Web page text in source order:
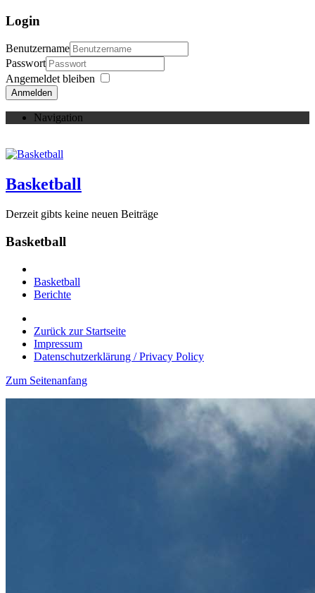
Login
Benutzername
Passwort
Angemeldet bleiben
Anmelden
Navigation
Basketball
Derzeit gibts keine neuen Beiträge
Basketball
Basketball
Berichte
Zurück zur Startseite
Impressum
Datenschutzerklärung / Privacy Policy
Zum Seitenanfang